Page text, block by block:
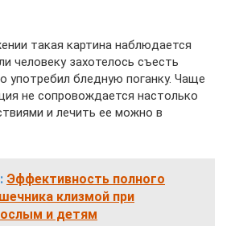
такая картина наблюдается
человеку захотелось съесть
употребил бледную поганку. Чаще
не сопровождается настолько
и лечить ее можно в
Эффективность полного
клизмой при
и детям